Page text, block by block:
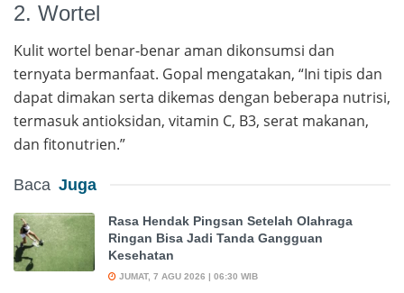
2. Wortel
Kulit wortel benar-benar aman dikonsumsi dan
ternyata bermanfaat. Gopal mengatakan, “Ini tipis dan
dapat dimakan serta dikemas dengan beberapa nutrisi,
termasuk antioksidan, vitamin C, B3, serat makanan,
dan fitonutrien.”
Baca Juga
Rasa Hendak Pingsan Setelah Olahraga
Ringan Bisa Jadi Tanda Gangguan
Kesehatan
JUMAT, 7 AGU 2026 | 06:30 WIB